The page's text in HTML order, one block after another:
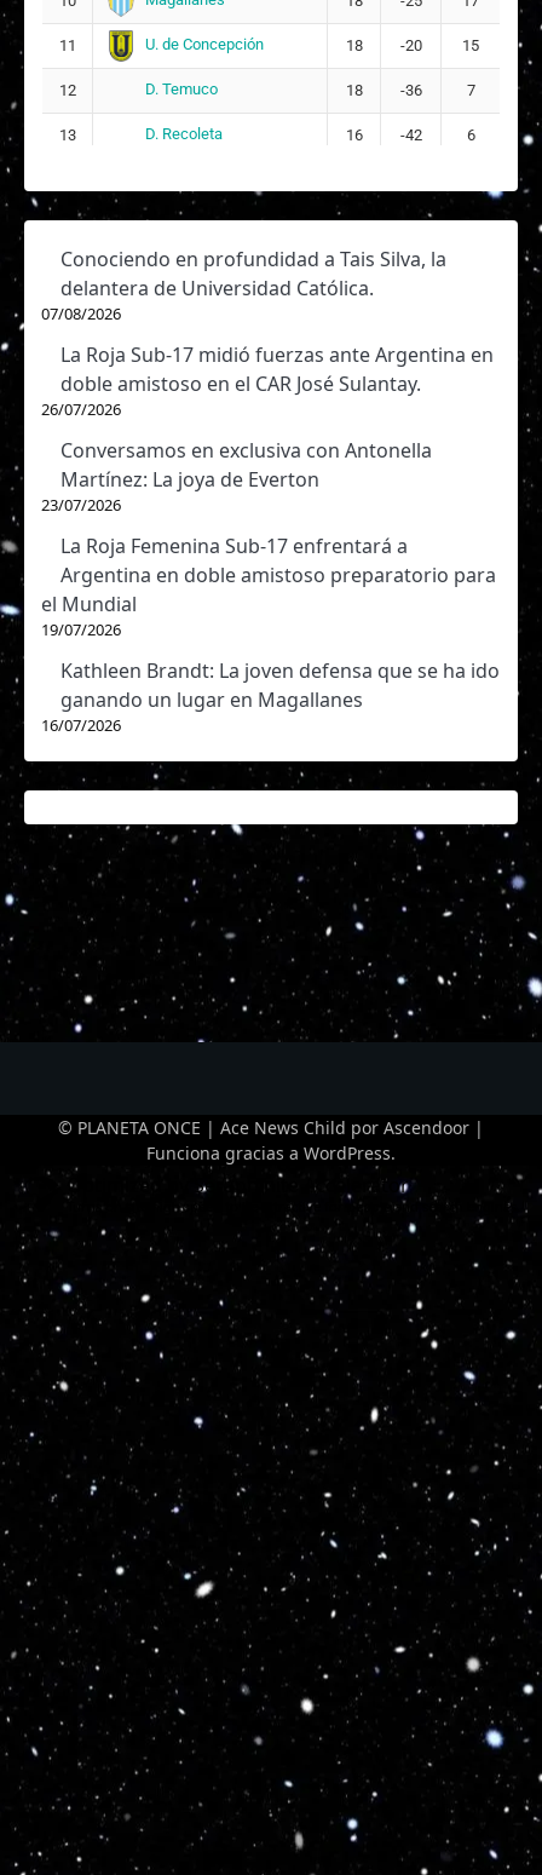
11 U. de Concepción 18 -20 15
12 D. Temuco 18 -36 7
13 D. Recoleta 16 -42 6
Conociendo en profundidad a Tais Silva, la
delantera de Universidad Católica.
07/08/2026
La Roja Sub-17 midió fuerzas ante Argentina en
doble amistoso en el CAR José Sulantay.
26/07/2026
Conversamos en exclusiva con Antonella
Martínez: La joya de Everton
23/07/2026
La Roja Femenina Sub-17 enfrentará a
Argentina en doble amistoso preparatorio para
el Mundial
19/07/2026
Kathleen Brandt: La joven defensa que se ha ido
ganando un lugar en Magallanes
16/07/2026
© PLANETA ONCE | Ace News Child por Ascendoor |
Funciona gracias a WordPress.
Optimized by Seraphinite Accelerator
Turns on site high speed to be attractive for people and search engines.